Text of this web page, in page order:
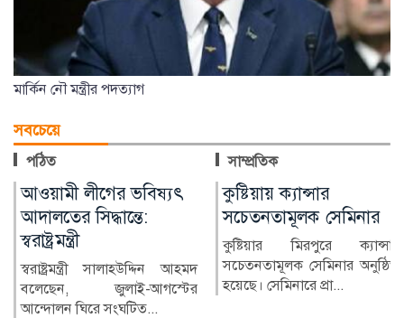
মার্কিন নৌ মন্ত্রীর পদত্যাগ
সবচেয়ে
পঠিত সাম্প্রতিক
কুষ্টিয়ায় ক্যান্সার
সচেতনতামূলক সেমিনার
কুষ্টিয়ার মিরপুরে ক্যান্সার
সচেতনতামূলক সেমিনার অনুষ্ঠিত
হয়েছে। সেমিনারে প্রা...
লাখ টাকার ফল-নাস্তা নিয়ে
সাবেক ইউএনওকে ঘিরে
প্রশ্ন
কুষ্টিয়ার মিরপুর উপজেলার সাবেক
নির্বাহী কর্মকর্তা (ইউএনও)